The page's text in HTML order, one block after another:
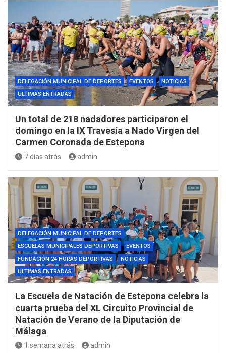
DELEGACIÓN MUNICIPAL DE DEPORTES EVENTOS
NOTICIAS
ULTIMAS ENTRADAS
Un total de 218 nadadores participaron el
domingo en la IX Travesía a Nado Virgen del
Carmen Coronada de Estepona
7 días atrás admin
DELEGACIÓN MUNICIPAL DE DEPORTES
ESCUELAS MUNICIPALES DEPORTIVAS
EVENTOS
FUNDACIÓN 24 HORAS DEPORTIVAS
NOTICIAS
ULTIMAS ENTRADAS
La Escuela de Natación de Estepona celebra la
cuarta prueba del XL Circuito Provincial de
Natación de Verano de la Diputación de
Málaga
1 semana atrás admin